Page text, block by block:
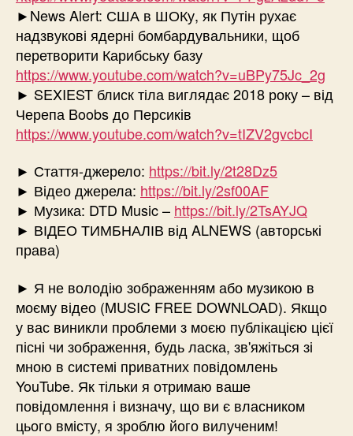
►News Alert: США в ШОКу, як Путін рухає
надзвукові ядерні бомбардувальники, щоб
перетворити Карибську базу
https://www.youtube.com/watch?v=uBPy75Jc_2g
► SEXIEST блиск тіла виглядає 2018 року – від
Черепа Boobs до Персиків
https://www.youtube.com/watch?v=tIZV2gvcbcI
► Стаття-джерело: https://bit.ly/2t28Dz5
► Відео джерела: https://bit.ly/2sf00AF
► Музика: DTD Music – https://bit.ly/2TsAYJQ
► ВІДЕО ТИМБНАЛІВ від ALNEWS (авторські
права)
► Я не володію зображенням або музикою в
моєму відео (MUSIC FREE DOWNLOAD). Якщо
у вас виникли проблеми з моєю публікацією цієї
пісні чи зображення, будь ласка, зв'яжіться зі
мною в системі приватних повідомлень
YouTube. Як тільки я отримаю ваше
повідомлення і визначу, що ви є власником
цього вмісту, я зроблю його вилученим!